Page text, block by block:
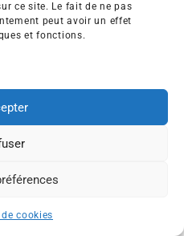
ce site. Le fait de ne pas
peut avoir un effet
et fonctions.
cookies
de tous les secteurs
à leur transformation face
intégrée.
EPE